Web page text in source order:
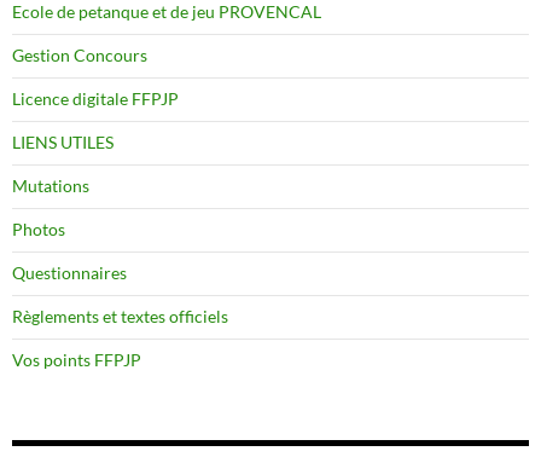
Ecole de petanque et de jeu PROVENCAL
Gestion Concours
Licence digitale FFPJP
LIENS UTILES
Mutations
Photos
Questionnaires
Règlements et textes officiels
Vos points FFPJP